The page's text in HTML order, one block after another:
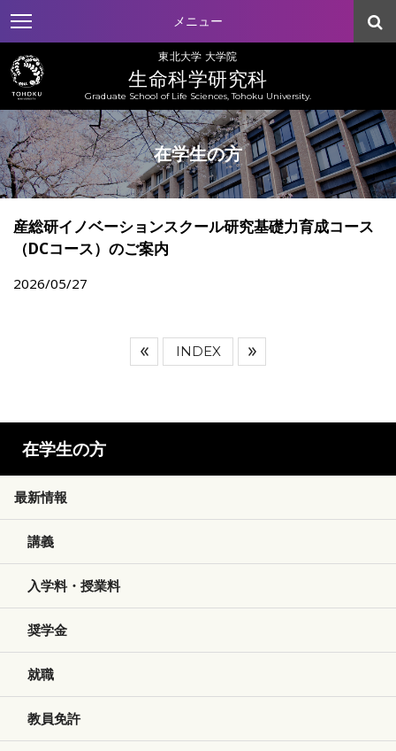
メニュー
東北大学 大学院
生命科学研究科
Graduate School of Life Sciences, Tohoku University.
在学生の方
産総研イノベーションスクール研究基礎力育成コース
（DCコース）のご案内
2026/05/27
INDEX
在学生の方
最新情報
講義
入学料・授業料
奨学金
就職
教員免許